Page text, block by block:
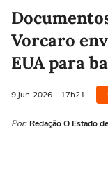
Vorcaro
EUA para
9 jun 2026 - 17h21
Por: Redação O Estado